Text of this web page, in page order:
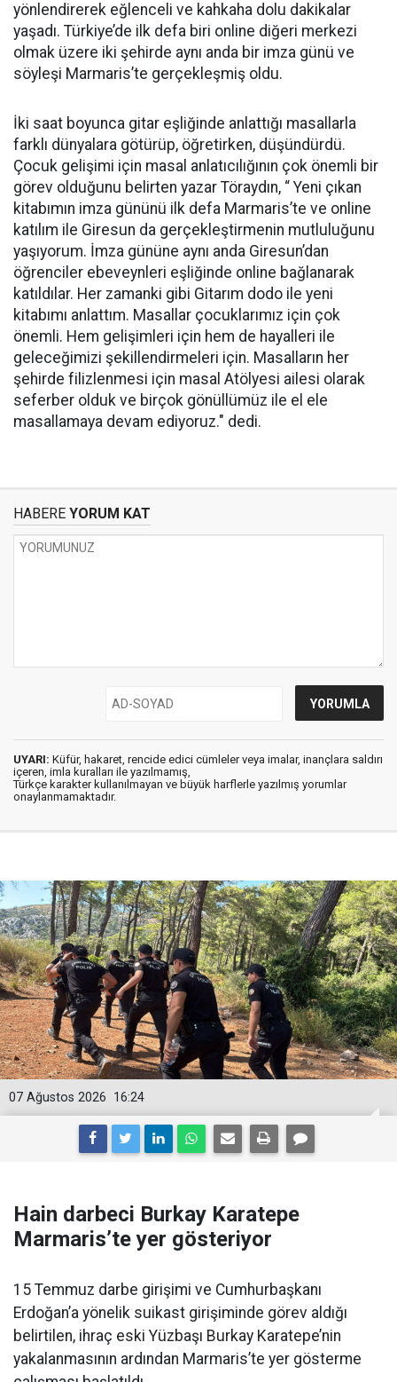
yönlendirerek eğlenceli ve kahkaha dolu dakikalar
yaşadı. Türkiye’de ilk defa biri online diğeri merkezi
olmak üzere iki şehirde aynı anda bir imza günü ve
söyleşi Marmaris’te gerçekleşmiş oldu.
İki saat boyunca gitar eşliğinde anlattığı masallarla
farklı dünyalara götürüp, öğretirken, düşündürdü.
Çocuk gelişimi için masal anlatıcılığının çok önemli bir
görev olduğunu belirten yazar Töraydın, “ Yeni çıkan
kitabımın imza gününü ilk defa Marmaris’te ve online
katılım ile Giresun da gerçekleştirmenin mutluluğunu
yaşıyorum. İmza gününe aynı anda Giresun’dan
öğrenciler ebeveynleri eşliğinde online bağlanarak
katıldılar. Her zamanki gibi Gitarım dodo ile yeni
kitabımı anlattım. Masallar çocuklarımız için çok
önemli. Hem gelişimleri için hem de hayalleri ile
geleceğimizi şekillendirmeleri için. Masalların her
şehirde filizlenmesi için masal Atölyesi ailesi olarak
seferber olduk ve birçok gönüllümüz ile el ele
masallamaya devam ediyoruz." dedi.
HABERE YORUM KAT
UYARI: Küfür, hakaret, rencide edici cümleler veya imalar, inançlara saldırı
içeren, imla kuralları ile yazılmamış,
Türkçe karakter kullanılmayan ve büyük harflerle yazılmış yorumlar
onaylanmamaktadır.
16:24
07 Ağustos 2026
Hain darbeci Burkay Karatepe
Marmaris’te yer gösteriyor
15 Temmuz darbe girişimi ve Cumhurbaşkanı
Erdoğan’a yönelik suikast girişiminde görev aldığı
belirtilen, ihraç eski Yüzbaşı Burkay Karatepe’nin
yakalanmasının ardından Marmaris’te yer gösterme